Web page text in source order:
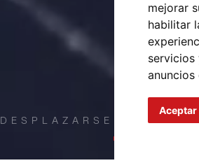
mejorar
habilitar
servicios
anuncios
Aceptar
DESPLAZARSE HACIA